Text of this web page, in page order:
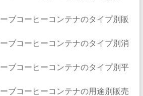
ブコーヒーコンテナのタイプ別販
ブコーヒーコンテナのタイプ別消
ブコーヒーコンテナのタイプ別平
ブコーヒーコンテナの用途別販売